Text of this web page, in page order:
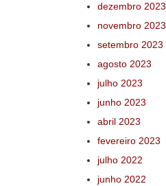
dezembro 2023
novembro 2023
setembro 2023
agosto 2023
julho 2023
junho 2023
abril 2023
fevereiro 2023
julho 2022
junho 2022